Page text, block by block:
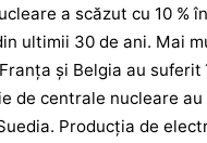
a scăzut cu 10 %
ultimii 30 de ani. Mai
şi Belgia au
de centrale nucleare
Producţia de